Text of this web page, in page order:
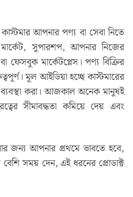
আপনার পণ্য বা সেবা নিতে
সুপারশপ, আপনার নিজের
মার্কেটপ্লেস। পণ্য বিক্রির
মূল আইডিয়া হচ্ছে কাস্টমারের
করা। আজকাল অনেক মানুষই
সীমাবদ্ধতা কমিয়ে দেয় এবং
জন্য আপনার প্রথমে ভাবতে হবে,
সময় দেন, এই ধরনের প্রোডাক্ট